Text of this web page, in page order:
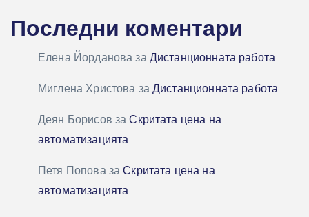
Последни коментари
Елена ЙордановазаДистанционната работа
Миглена Христова заДистанционната работа
Деян Борисов заСкритата цена на
автоматизацията
Петя ПоповазаСкритата цена на
автоматизацията